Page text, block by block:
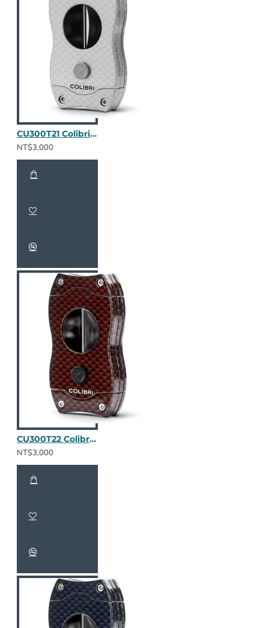
CU300T21 Colibri V-Cut 碳纖維(金屬銀)
NT$3,000
CU300T22 Colibri V-Cut 碳纖維(酒紅)
NT$3,000